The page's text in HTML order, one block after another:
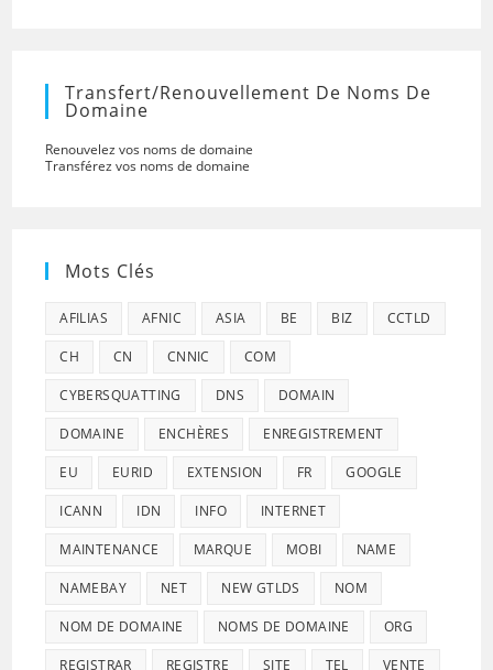
Transfert/renouvellement De Noms De
Domaine
Renouvelez vos noms de domaine
Transférez vos noms de domaine
Mots Clés
AFILIAS AFNIC ASIA BE BIZ CCTLD
CH CN CNNIC COM
CYBERSQUATTING DNS DOMAIN
DOMAINE ENCHÈRES ENREGISTREMENT
EU EURID EXTENSION FR GOOGLE
ICANN IDN INFO INTERNET
MAINTENANCE MARQUE MOBI NAME
NAMEBAY NET NEW GTLDS NOM
NOM DE DOMAINE NOMS DE DOMAINE ORG
REGISTRAR REGISTRE SITE TEL VENTE